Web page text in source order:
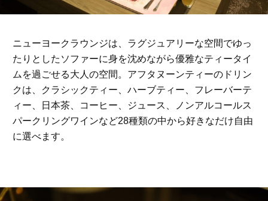
ニューヨークラウンジは、ラグジュアリーな空間でゆっ
たりとしたソファーに身を沈めながら優雅なティータイ
ムを過ごせる大人の空間。アフタヌーンティーのドリン
クは、クラシックティー、ハーブティー、フレーバーテ
ィー、日本茶、コーヒー、ジュース、ノンアルコールス
パークリングワインなど28種類の中から好きなだけ自由
に選べます。